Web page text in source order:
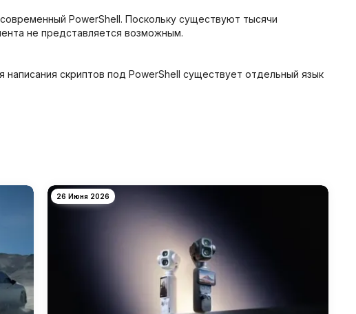
PowerShell. Поскольку существуют тысячи
не представляется возможным.
скриптов под PowerShell существует отдельный язык
26 Июня 2026